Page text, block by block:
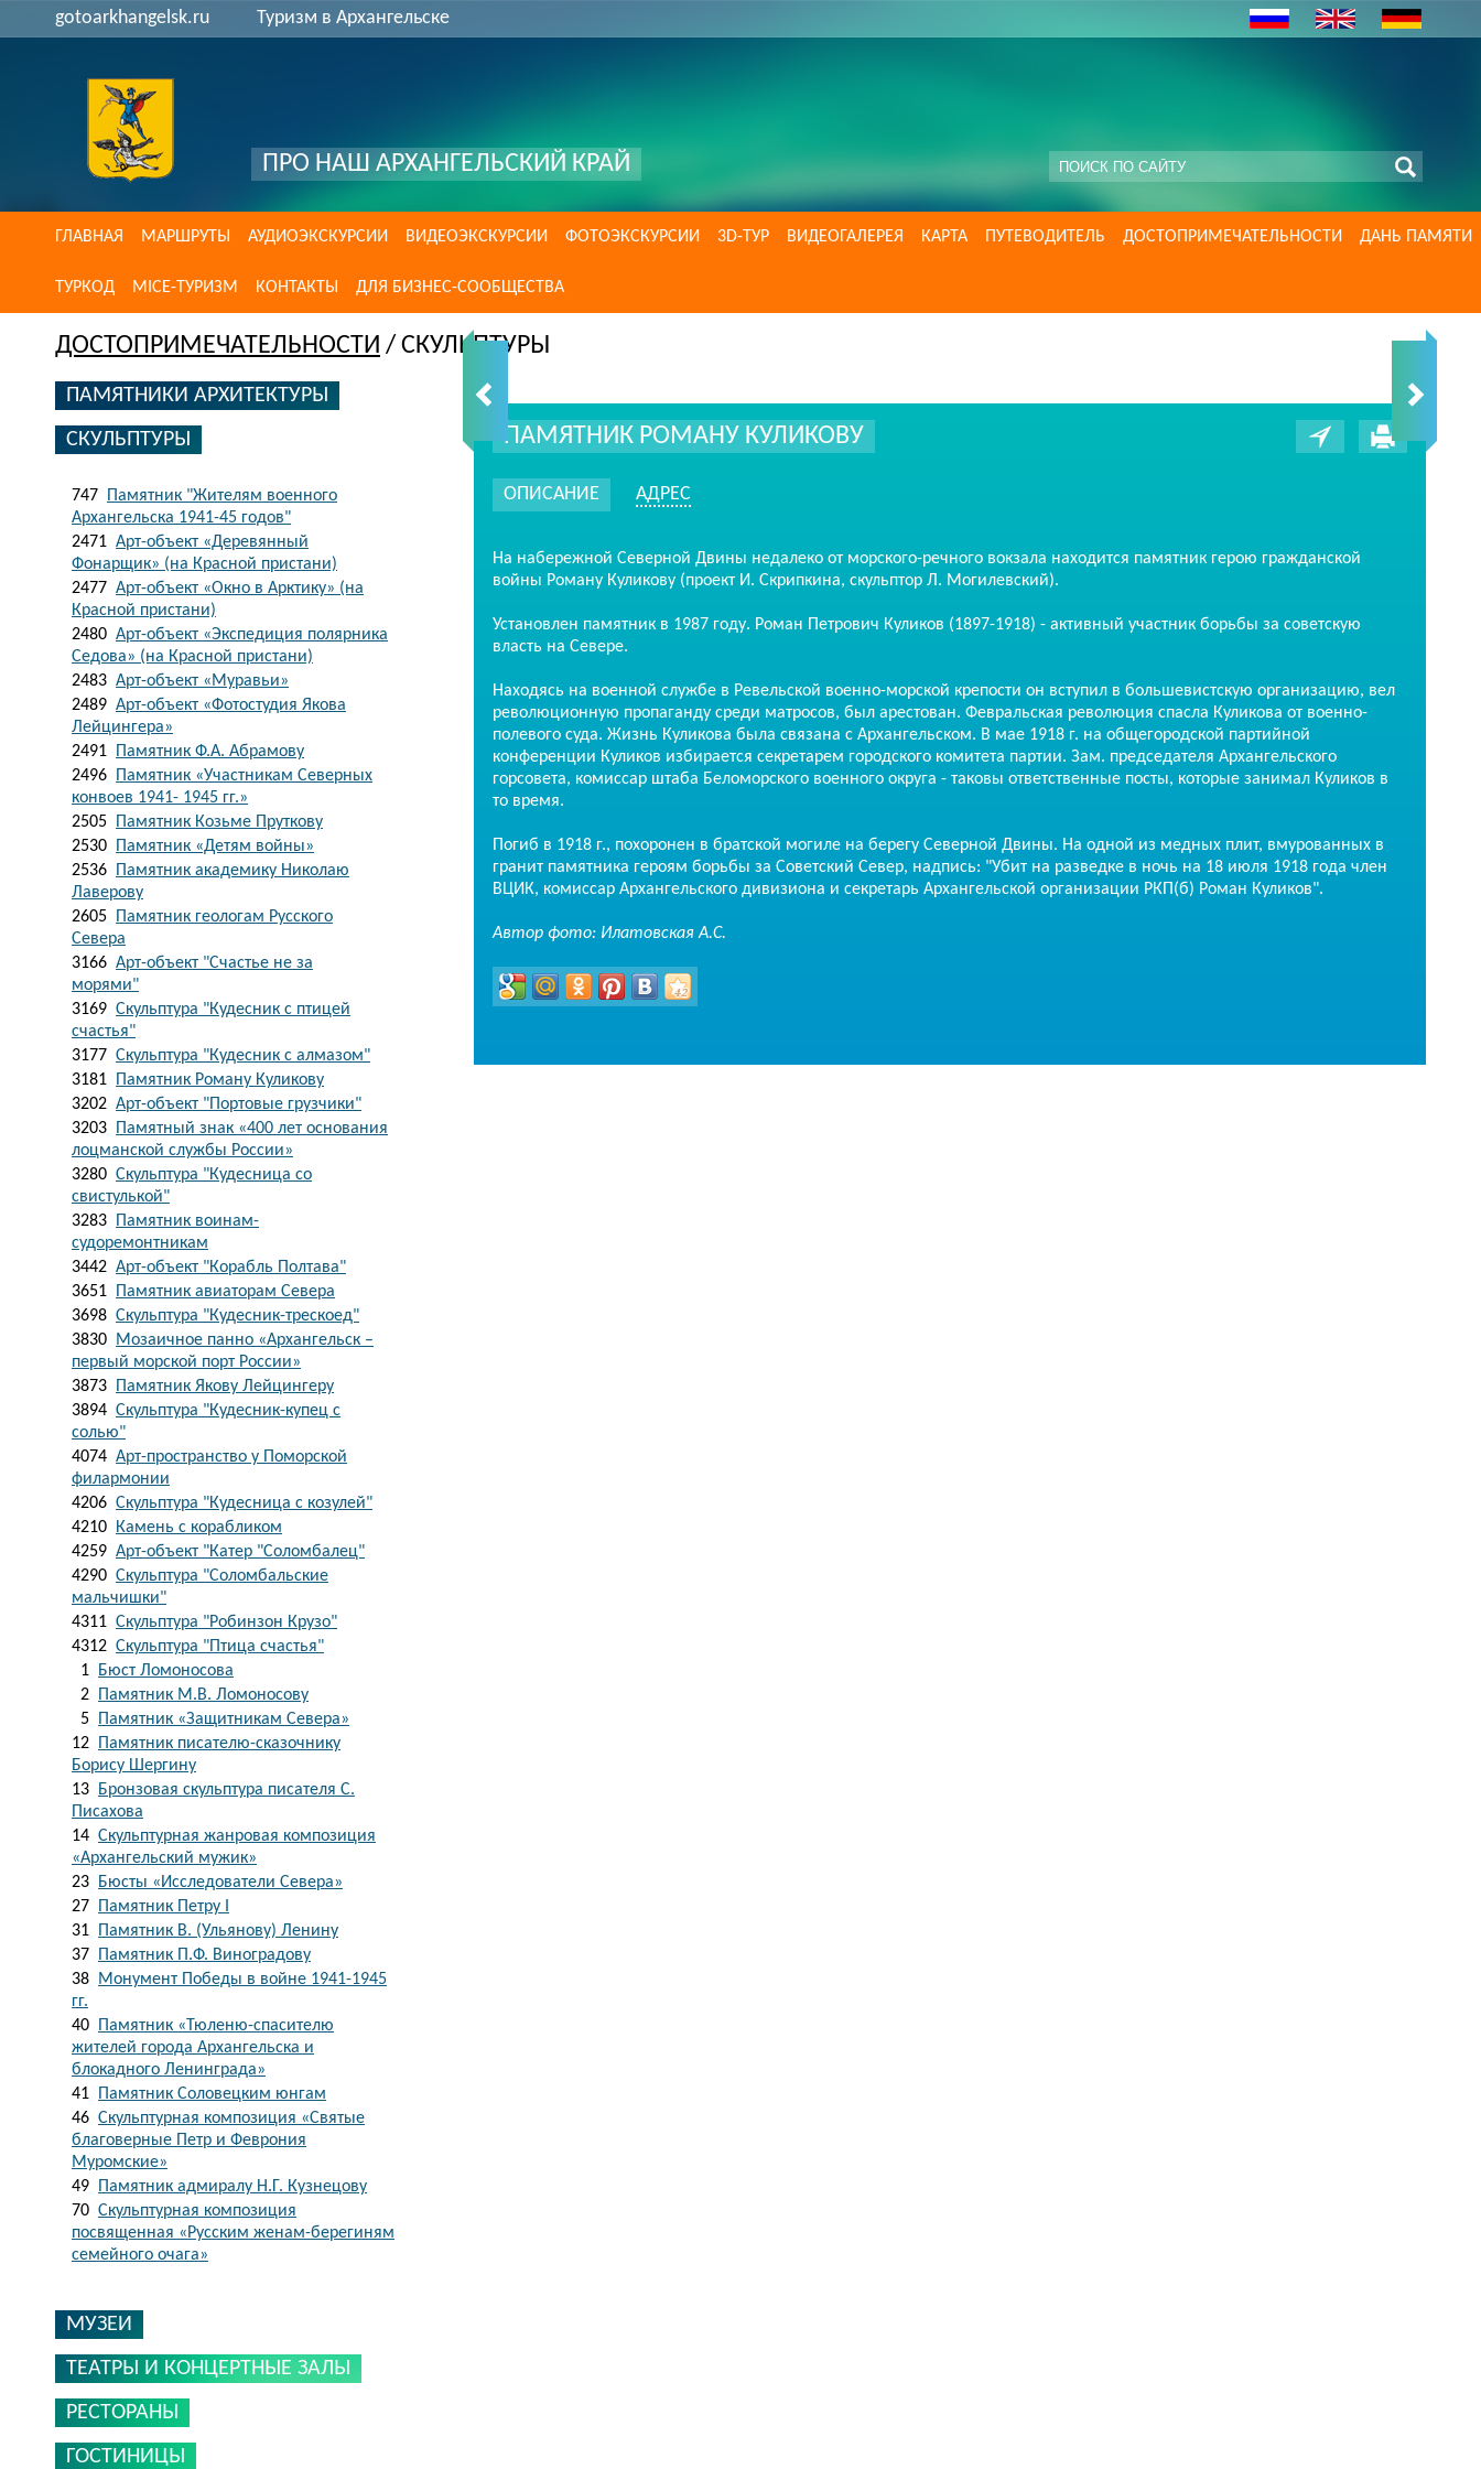
gotoarkhangelsk.ru Туризм в Архангельске
ПРО НАШ АРХАНГЕЛЬСКИЙ КРАЙ
ГЛАВНАЯ МАРШРУТЫ АУДИОЭКСКУРСИИ ВИДЕОЭКСКУРСИИ ФОТОЭКСКУРСИИ 3D-ТУР ВИДЕОГАЛЕРЕЯ КАРТА ПУТЕВОДИТЕЛЬ ДОСТОПРИМЕЧАТЕЛЬНОСТИ ДАНЬ ПАМЯТИ
ТУРКОД MICE-ТУРИЗМ КОНТАКТЫ ДЛЯ БИЗНЕС-СООБЩЕСТВА
ДОСТОПРИМЕЧАТЕЛЬНОСТИ / СКУЛЬПТУРЫ
ПАМЯТНИКИ АРХИТЕКТУРЫ
СКУЛЬПТУРЫ
747
Памятник "Жителям военного
Архангельска 1941-45 годов"
2471 Арт-объект «Деревянный
Фонарщик» (на Красной пристани)
2477 Арт-объект «Окно в Арктику» (на
Красной пристани)
2480 Арт-объект «Экспедиция полярника
Седова» (на Красной пристани)
2483 Арт-объект «Муравьи»
2489 Арт-объект «Фотостудия Якова
Лейцингера»
2491
Памятник Ф.А. Абрамову
2496
Памятник «Участникам Северных
конвоев 1941- 1945 гг.»
2505
Памятник Козьме Пруткову
2530
Памятник «Детям войны»
2536
Памятник академику Николаю
Лаверову
2605
Памятник геологам Русского
Севера
3166 Арт-объект "Счастье не за
морями"
3169 Скульптура "Кудесник с птицей
счастья"
3177 Скульптура "Кудесник с алмазом"
3181
Памятник Роману Куликову
3202 Арт-объект "Портовые грузчики"
3203
Памятный знак «400 лет основания
лоцманской службы России»
3280 Скульптура "Кудесница со
свистулькой"
3283
Памятник воинам-
судоремонтникам
3442 Арт-объект "Корабль Полтава"
3651
Памятник авиаторам Севера
3698 Скульптура "Кудесник-трескоед"
3830
Мозаичное панно «Архангельск –
первый морской порт России»
3873
Памятник Якову Лейцингеру
3894 Скульптура "Кудесник-купец с
солью"
4074 Арт-пространство у Поморской
филармонии
4206 Скульптура "Кудесница с козулей"
4210
Камень с корабликом
4259 Арт-объект "Катер "Соломбалец"
4290 Скульптура "Соломбальские
мальчишки"
4311 Скульптура "Робинзон Крузо"
4312 Скульптура "Птица счастья"
1
Бюст Ломоносова
2
Памятник М.В. Ломоносову
5
Памятник «Защитникам Севера»
12
Памятник писателю-сказочнику
Борису Шергину
13
Бронзовая скульптура писателя С.
Писахова
14 Скульптурная жанровая композиция
«Архангельский мужик»
23
Бюсты «Исследователи Севера»
27
Памятник Петру I
31
Памятник В. (Ульянову) Ленину
37
Памятник П.Ф. Виноградову
38
Монумент Победы в войне 1941-1945
гг.
40
Памятник «Тюленю-спасителю
жителей города Архангельска и
блокадного Ленинграда»
41
Памятник Соловецким юнгам
46 Скульптурная композиция «Святые
благоверные Петр и Феврония
Муромские»
49
Памятник адмиралу Н.Г. Кузнецову
70 Скульптурная композиция
посвященная «Русским женам-берегиням
семейного очага»
МУЗЕИ
ТЕАТРЫ И КОНЦЕРТНЫЕ ЗАЛЫ
РЕСТОРАНЫ
ГОСТИНИЦЫ
ПАМЯТНИК РОМАНУ КУЛИКОВУ
ОПИСАНИЕ АДРЕС
На набережной Северной Двины недалеко от морского-речного вокзала находится памятник герою гражданской
войны Роману Куликову (проект И. Скрипкина, скульптор Л. Могилевский).
Установлен памятник в 1987 году. Роман Петрович Куликов (1897-1918) - активный участник борьбы за советскую
власть на Севере.
Находясь на военной службе в Ревельской военно-морской крепости он вступил в большевистскую организацию, вел
революционную пропаганду среди матросов, был арестован. Февральская революция спасла Куликова от военно-
полевого суда. Жизнь Куликова была связана с Архангельском. В мае 1918 г. на общегородской партийной
конференции Куликов избирается секретарем городского комитета партии. Зам. председателя Архангельского
горсовета, комиссар штаба Беломорского военного округа - таковы ответственные посты, которые занимал Куликов в
то время.
Погиб в 1918 г., похоронен в братской могиле на берегу Северной Двины. На одной из медных плит, вмурованных в
гранит памятника героям борьбы за Советский Север, надпись: "Убит на разведке в ночь на 18 июля 1918 года член
ВЦИК, комиссар Архангельского дивизиона и секретарь Архангельской организации РКП(б) Роман Куликов".
Автор фото: Илатовская А.С.